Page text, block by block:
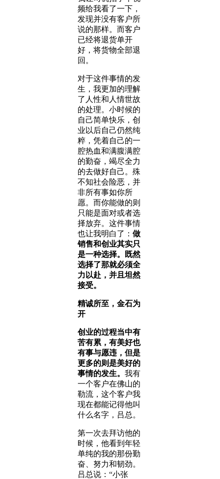
频给我看了一下，
发现并没有客户所
说的那样。而客户
已经将退货单开
好，将货物全部退
回。
对于这件事情的发
生，我更加的理解
了人性和人情世故
的处理。小时候的
自己简单快乐，创
业以后自己仍然纯
粹，凭着自己的一
腔热血和满腹满腔
的勤奋，竭尽全力
的去做好自己。殊
不知社会险恶，并
非所有事如你所
愿。而你能做的则
只能是面对或者选
择放弃。这件事情
也让我明白了： 做
销售和创业其实只
是一种选择。既然
选择了那就必须全
力以赴，并且坦然
接受。
精诚所至，金石为
开
创业的过程当中有
苦有累，有美好也
有事与愿违，但是
更多的则是美好的
事情的发生。 我有
一个客户在佛山的
勒流，这个客户我
现在都能记得他叫
什么名字，吕总。
第一次去拜访他的
时候，他看到年轻
单纯的我的那份勤
奋、努力和韧劲。
吕总说：“小张